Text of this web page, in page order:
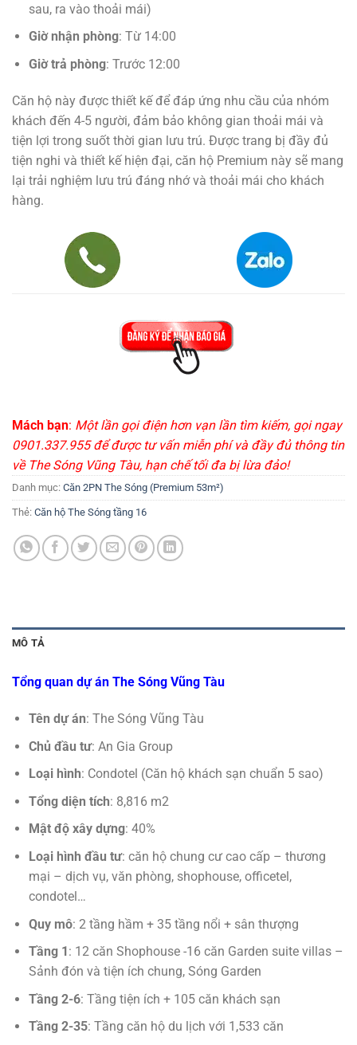
sau, ra vào thoải mái)
Giờ nhận phòng: Từ 14:00
Giờ trả phòng: Trước 12:00
Căn hộ này được thiết kế để đáp ứng nhu cầu của nhóm
khách đến 4-5 người, đảm bảo không gian thoải mái và
tiện lợi trong suốt thời gian lưu trú. Được trang bị đầy đủ
tiện nghi và thiết kế hiện đại, căn hộ Premium này sẽ mang
lại trải nghiệm lưu trú đáng nhớ và thoải mái cho khách
hàng.
Mách bạn: Một lần gọi điện hơn vạn lần tìm kiếm, gọi ngay
0901.337.955 để được tư vấn miễn phí và đầy đủ thông tin
về The Sóng Vũng Tàu, hạn chế tối đa bị lừa đảo!
Danh mục: Căn 2PN The Sóng (Premium 53m²)
Thẻ: Căn hộ The Sóng tầng 16
MÔ TẢ
Tổng quan dự án The Sóng Vũng Tàu
Tên dự án: The Sóng Vũng Tàu
Chủ đầu tư: An Gia Group
Loại hình: Condotel (Căn hộ khách sạn chuẩn 5 sao)
Tổng diện tích: 8,816 m2
Mật độ xây dựng: 40%
Loại hình đầu tư: căn hộ chung cư cao cấp – thương
mại – dịch vụ, văn phòng, shophouse, officetel,
condotel…
Quy mô: 2 tầng hầm + 35 tầng nổi + sân thượng
Tầng 1 : 12 căn Shophouse -16 căn Garden suite villas –
Sảnh đón và tiện ích chung, Sóng Garden
Tầng 2-6: Tầng tiện ích + 105 căn khách sạn
Tầng 2-35: Tầng căn hộ du lịch với 1,533 căn